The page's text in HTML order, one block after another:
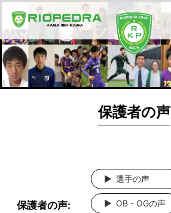
保護者の声
保護者の声:
選手の声
OB・OGの声